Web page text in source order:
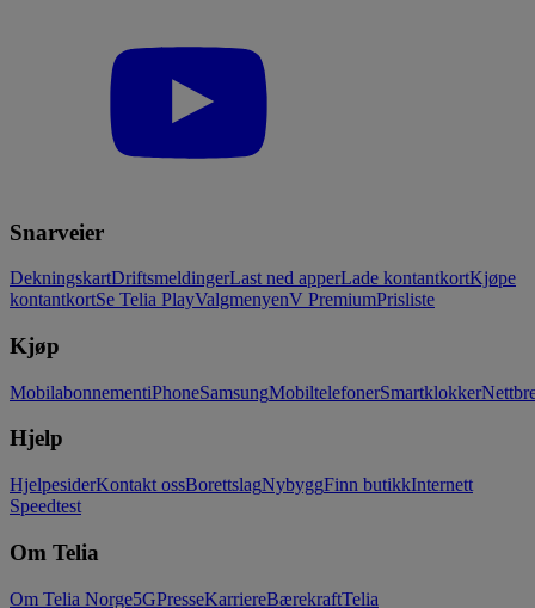
Snarveier
DekningskartDriftsmeldingerLast ned apperLade kontantkortKjøpe
kontantkortSe Telia PlayValgmenyenV PremiumPrisliste
Kjøp
MobilabonnementiPhoneSamsungMobiltelefonerSmartklokker
Hjelp
HjelpesiderKontakt ossBorettslagNybyggFinn butikkInternett
Speedtest
Om Telia
Om Telia Norge5GPresseKarriereBærekraftTelia